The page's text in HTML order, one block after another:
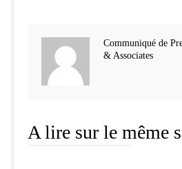
Communiqué de
& Associates
A lire sur le même